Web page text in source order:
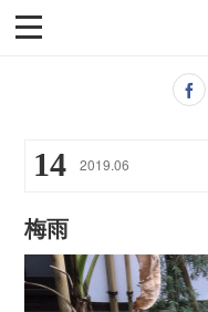
14 2019.06
梅雨